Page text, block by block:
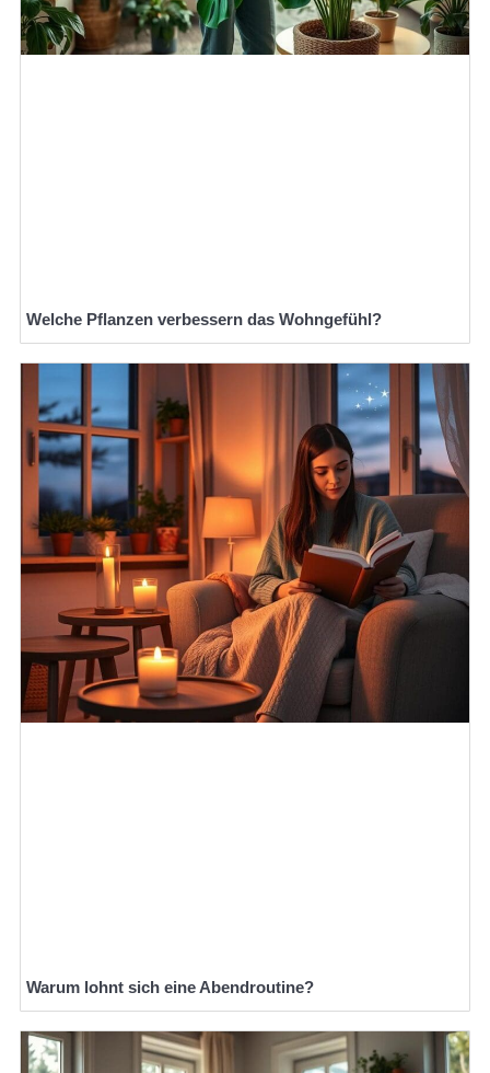
Welche Pflanzen verbessern das Wohngefühl?
Warum lohnt sich eine Abendroutine?